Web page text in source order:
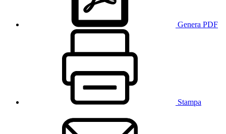
Genera PDF
Stampa